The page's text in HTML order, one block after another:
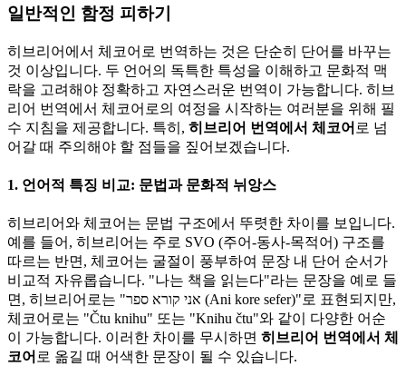
일반적인 함정 피하기
히브리어에서 체코어로 번역하는 것은 단순히 단어를 바꾸는
것 이상입니다. 두 언어의 독특한 특성을 이해하고 문화적 맥
락을 고려해야 정확하고 자연스러운 번역이 가능합니다. 히브
리어 번역에서 체코어로의 여정을 시작하는 여러분을 위해 필
수 지침을 제공합니다. 특히, 히브리어 번역에서 체코어 로 넘
어갈 때 주의해야 할 점들을 짚어보겠습니다.
1. 언어적 특징 비교: 문법과 문화적 뉘앙스
히브리어와 체코어는 문법 구조에서 뚜렷한 차이를 보입니다.
예를 들어, 히브리어는 주로 SVO (주어-동사-목적어) 구조를
따르는 반면, 체코어는 굴절이 풍부하여 문장 내 단어 순서가
비교적 자유롭습니다. "나는 책을 읽는다"라는 문장을 예로 들
면, 히브리어로는 "אני קורא ספר (Ani kore sefer)"로 표현되지만,
체코어로는 "Čtu knihu" 또는 "Knihu čtu"와 같이 다양한 어순
이 가능합니다. 이러한 차이를 무시하면 히브리어 번역에서 체
코어 로 옮길 때 어색한 문장이 될 수 있습니다.